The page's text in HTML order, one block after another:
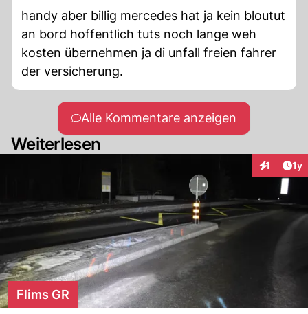
handy aber billig mercedes hat ja kein bloutut
an bord hoffentlich tuts noch lange weh
kosten übernehmen ja di unfall freien fahrer
der versicherung.
Alle Kommentare anzeigen
Weiterlesen
1 1y
Flims GR